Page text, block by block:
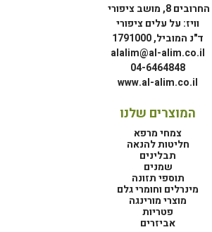
החרובים 8, מושב ציפורי
וויז: על עלים ציפורי
ד"נ המוביל, 1791000
alalim@al-alim.co.il
04-6464848
www.al-alim.co.il
המוצרים שלנו
צמחי מרפא
חליטות להנאה
תבלינים
שמנים
תוספי תזונה
מינרלים וחומרי גלם
מוצרי מורינגה
פטריות
אביזרים